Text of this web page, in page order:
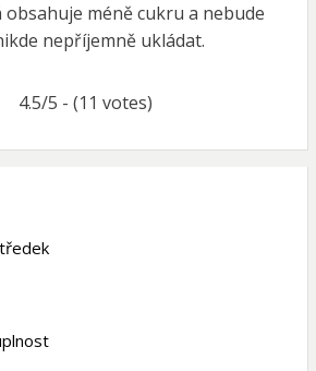
méně cukru a nebude
nepříjemně ukládat.
4.5/5 - (11 votes)